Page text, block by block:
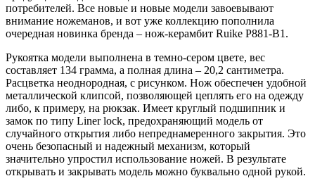
потребителей. Все новые и новые модели завоевывают
внимание ножеманов, и вот уже коллекцию пополнила
очередная новинка бренда – нож-керамбит Ruike P881-B1.
Рукоятка модели выполнена в темно-сером цвете, вес
составляет 134 грамма, а полная длина – 20,2 сантиметра.
Расцветка неоднородная, с рисунком. Нож обеспечен удобной
металлической клипсой, позволяющей цеплять его на одежду
либо, к примеру, на рюкзак. Имеет круглый подшипник и
замок по типу Liner lock, предохраняющий модель от
случайного открытия либо непреднамеренного закрытия. Это
очень безопасный и надежный механизм, который
значительно упростил использование ножей. В результате
открывать и закрывать модель можно буквально одной рукой.